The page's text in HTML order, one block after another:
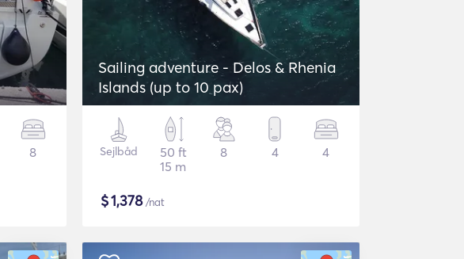
8
Sailing adventure - Delos & Rhenia
Islands (up to 10 pax)
Sejlbåd
50 ft
15 m
8 4 4
$1,378/nat